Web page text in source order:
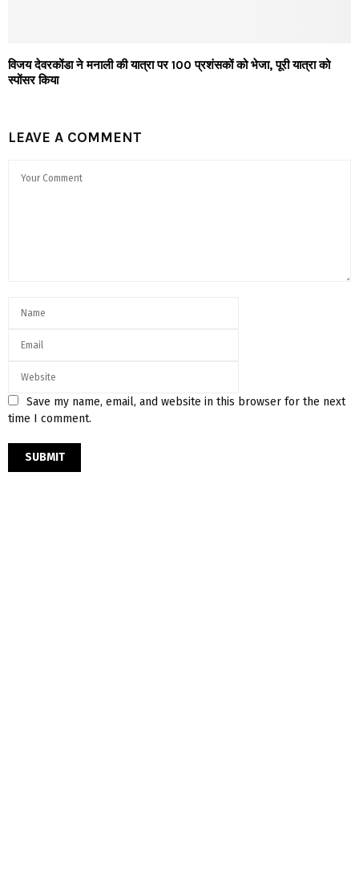
विजय देवरकोंडा ने मनाली की यात्रा पर 100 प्रशंसकों को भेजा, पूरी यात्रा को
स्पोंसर किया
LEAVE A COMMENT
Save my name, email, and website in this browser for the next
time I comment.